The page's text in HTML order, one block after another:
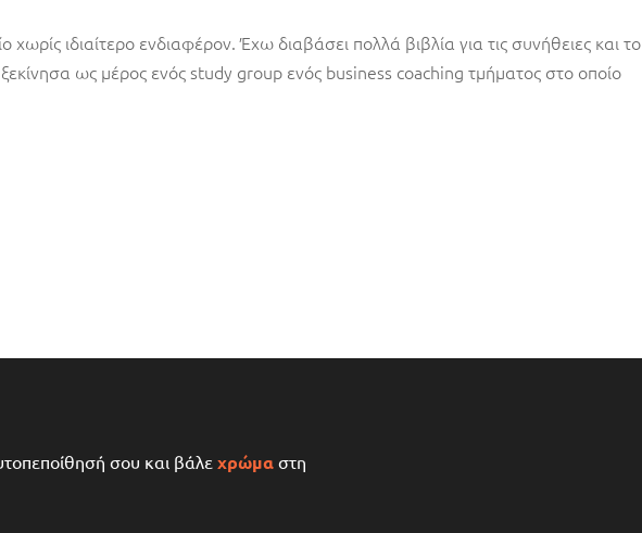
ιδιαίτερο ενδιαφέρον. Έχω διαβάσει πολλά βιβλία για τις συνήθειες και το
ξεκίνησα ως μέρος ενός study group ενός business coaching τμήματος στο οποίο
σου και βάλε χρώμα στη